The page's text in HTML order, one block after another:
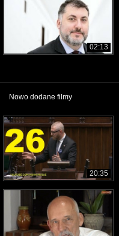
02:13
Nowo dodane filmy
20:35